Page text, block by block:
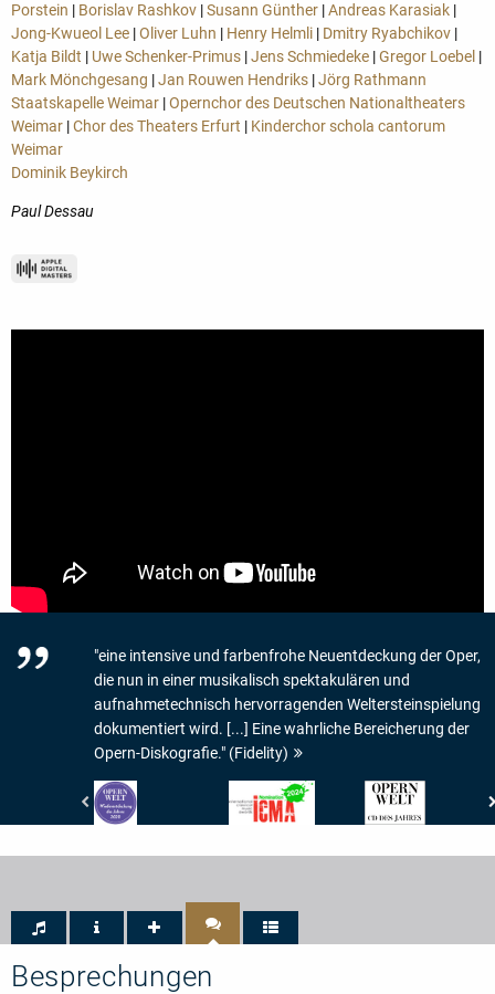
Porstein | Borislav Rashkov |Susann Günther |Andreas Karasiak |
Jong-Kwueol Lee |Oliver Luhn | Henry Helmli | Dmitry Ryabchikov |
Katja Bildt | Uwe Schenker-Primus |Jens Schmiedeke |Gregor Loebel |
Mark Mönchgesang |Jan Rouwen Hendriks |Jörg Rathmann
Staatskapelle Weimar |Opernchor des Deutschen Nationaltheaters
Weimar |Chor des Theaters Erfurt | Kinderchor schola cantorum
Weimar
Dominik Beykirch
Paul Dessau
"eine intensive und farbenfrohe Neuentdeckung der Oper,
die nun in einer musikalisch spektakulären und
aufnahmetechnisch hervorragenden Weltersteinspielung
dokumentiert wird. [...] Eine wahrliche Bereicherung der
Opern-Diskografie." (Fidelity)
-
2020
-
ICMA
Nomination
Besprechungen